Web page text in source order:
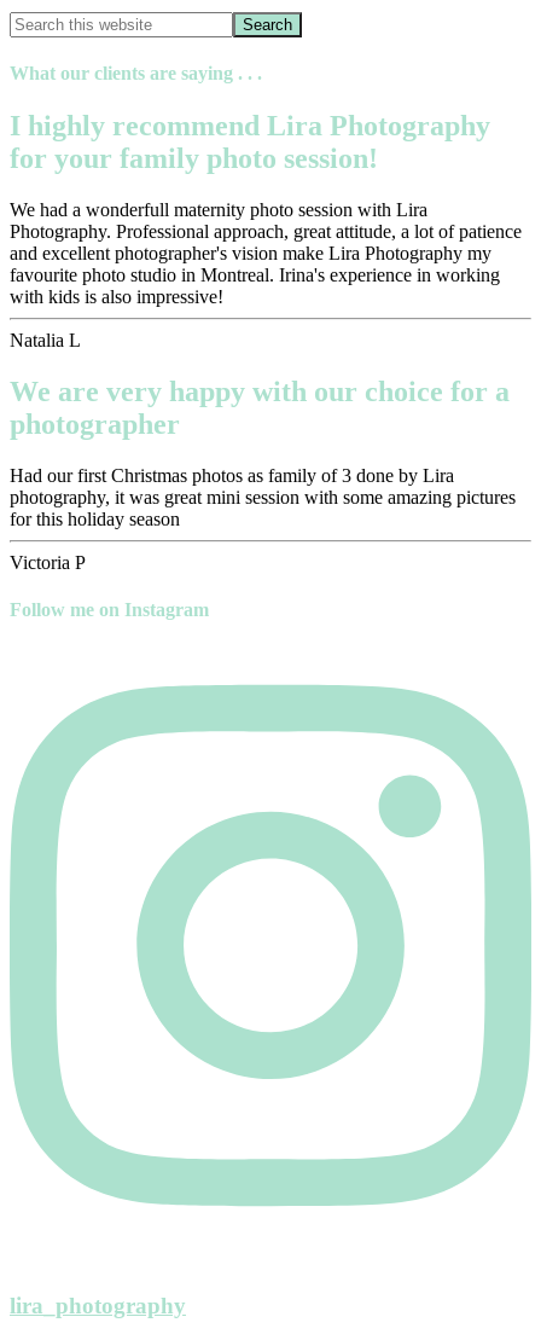
What our clients are saying . . .
I highly recommend Lira Photography
for your family photo session!
We had a wonderfull maternity photo session with Lira
Photography. Professional approach, great attitude, a lot of patience
and excellent photographer's vision make Lira Photography my
favourite photo studio in Montreal. Irina's experience in working
with kids is also impressive!
Natalia L
We are very happy with our choice for a
photographer
Had our first Christmas photos as family of 3 done by Lira
photography, it was great mini session with some amazing pictures
for this holiday season
Victoria P
Follow me on Instagram
lira_photography